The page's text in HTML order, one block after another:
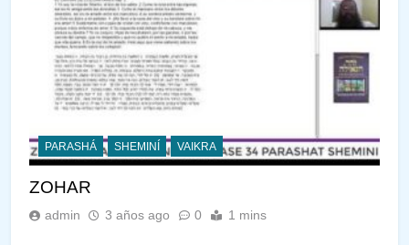
PARASHÁ SHEMINÍ VAIKRA
ZOHAR
admin 3 años ago 0 1 mins